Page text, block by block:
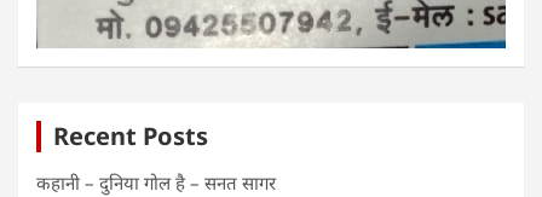
Recent Posts
कहानी – दुनिया गोल है – सनत सागर